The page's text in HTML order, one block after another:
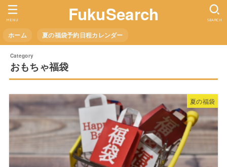
FukuSearch
ホーム 夏の福袋予約日程カレンダー
SEARCH
MENU
おもちゃ福袋
夏の福袋